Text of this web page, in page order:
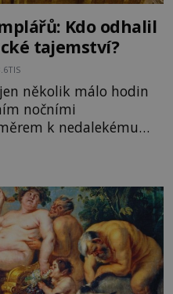
Kdo odhalil
tajemství?
několik málo hodin
nočními
k nedalekému
ramena ranec s
máme namířeno,
z templářů. „Do Sk